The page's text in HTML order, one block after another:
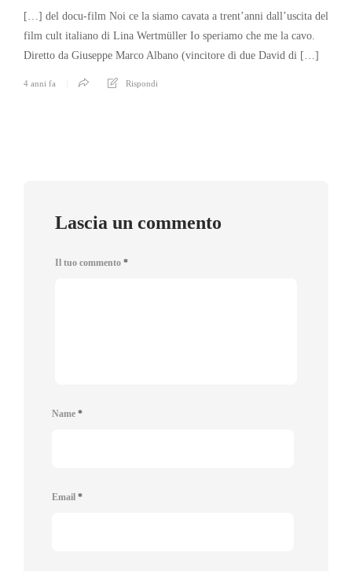
[…] del docu-film Noi ce la siamo cavata a trent’anni dall’uscita del
film cult italiano di Lina Wertmüller Io speriamo che me la cavo.
Diretto da Giuseppe Marco Albano (vincitore di due David di […]
4 anni fa Rispondi
Lascia un commento
Il tuo commento *
Name *
Email *